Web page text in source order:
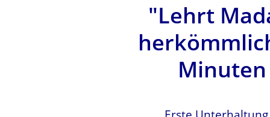
"Lehrt
Minuten